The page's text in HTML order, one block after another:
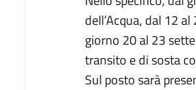
dell’Acqua, dal 12
giorno 20 al 23
transito e di sosta
Sul posto sarà